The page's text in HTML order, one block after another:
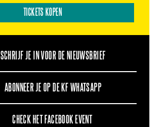
TICKETS KOPEN
SCHRIJF JE IN VOOR DE NIEUWSBRIEF
ABONNEER JE OP DE KF WHATSAPP
CHECK HET FACEBOOK EVENT